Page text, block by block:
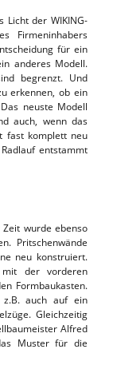
Licht der WIKING-
Firmeninhabers
für ein
anderes Modell.
begrenzt. Und
erkennen, ob ein
neuste Modell
auch, wenn das
fast komplett neu
entstammt
Zeit wurde ebenso
Pritschenwände
neu konstruiert.
mit der vorderen
Formbaukasten.
z.B. auch auf ein
Gleichzeitig
Alfred
Muster für die